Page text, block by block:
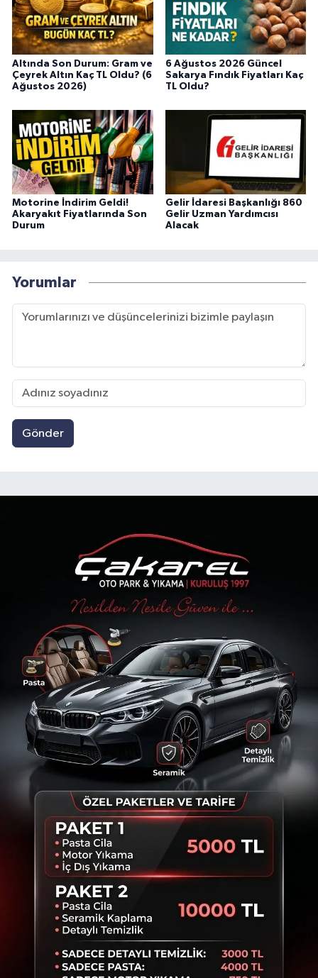
Altında Son Durum: Gram ve
Çeyrek Altın Kaç TL Oldu? (6
Ağustos 2026)
6 Ağustos 2026 Güncel
Sakarya Fındık Fiyatları Kaç
TL Oldu?
Motorine İndirim Geldi!
Akaryakıt Fiyatlarında Son
Durum
Gelir İdaresi Başkanlığı 860
Gelir Uzman Yardımcısı
Alacak
Yorumlar
Gönder